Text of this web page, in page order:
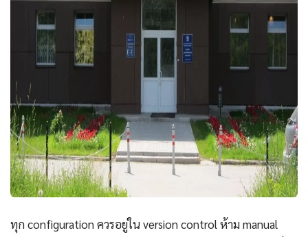
ทุก configuration ควรอยู่ใน version control ห้าม manual